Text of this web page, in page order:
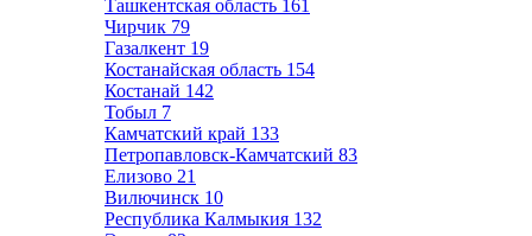
Ташкентская область 161
Чирчик 79
Газалкент 19
Костанайская область 154
Костанай 142
Тобыл 7
Камчатский край 133
Петропавловск-Камчатский 83
Елизово 21
Вилючинск 10
Республика Калмыкия 132